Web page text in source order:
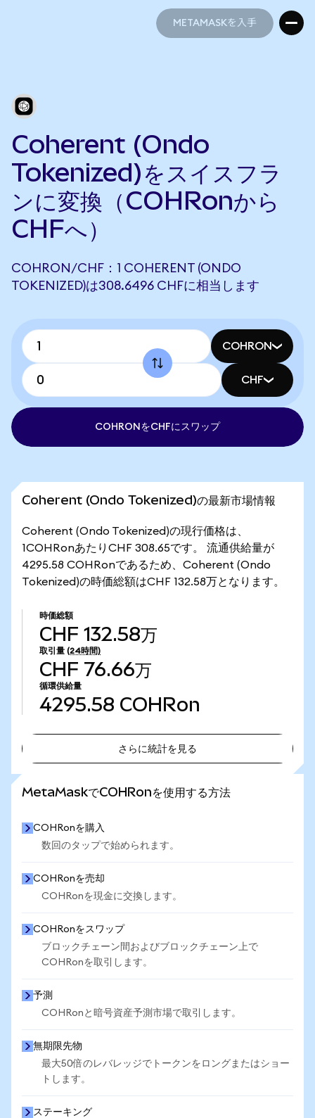
METAMASKを入手
Coherent (Ondo
Tokenized)をスイスフラ
ンに変換（COHRonから
CHFへ）
COHRON/CHF：1 COHERENT (ONDO
TOKENIZED)は308.6496 CHFに相当します
COHRON
CHF
COHRONをCHFにスワップ
Coherent (Ondo Tokenized)の最新市場情報
Coherent (Ondo Tokenized)の現行価格は、
1COHRonあたりCHF 308.65です。 流通供給量が
4295.58 COHRonであるため、Coherent (Ondo
Tokenized)の時価総額はCHF 132.58万となります。
時価総額
CHF 132.58万
取引量 (24時間)
CHF 76.66万
循環供給量
4295.58 COHRon
さらに統計を見る
MetaMaskでCOHRonを使用する方法
COHRonを購入
数回のタップで始められます。
COHRonを売却
COHRonを現金に交換します。
COHRonをスワップ
ブロックチェーン間およびブロックチェーン上で
COHRonを取引します。
予測
COHRonと暗号資産予測市場で取引します。
無期限先物
最大50倍のレバレッジでトークンをロングまたはショー
トします。
ステーキング